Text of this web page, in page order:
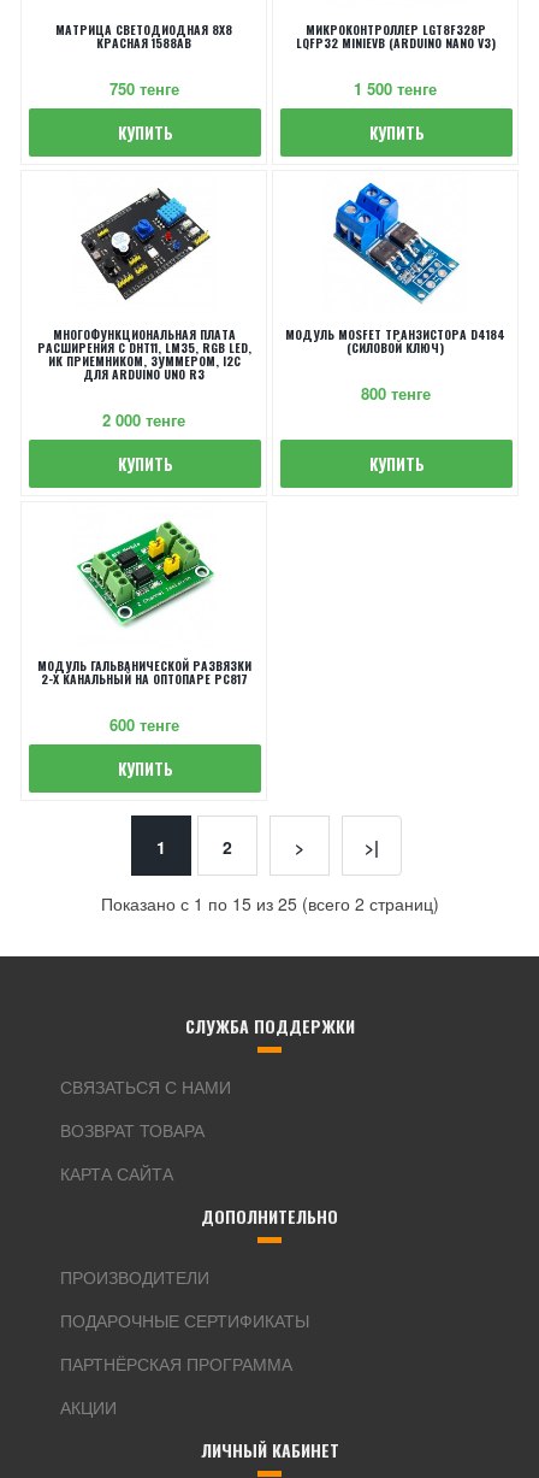
МАТРИЦА СВЕТОДИОДНАЯ 8X8
КРАСНАЯ 1588AB
750 тенге
КУПИТЬ
МИКРОКОНТРОЛЛЕР LGT8F328P
LQFP32 MINIEVB (ARDUINO NANO V3)
1 500 тенге
КУПИТЬ
МНОГОФУНКЦИОНАЛЬНАЯ ПЛАТА
РАСШИРЕНИЯ С DHT11, LM35, RGB LED,
ИК ПРИЕМНИКОМ, ЗУММЕРОМ, I2C
ДЛЯ ARDUINO UNO R3
2 000 тенге
КУПИТЬ
МОДУЛЬ MOSFET ТРАНЗИСТОРА D4184
(СИЛОВОЙ КЛЮЧ)
800 тенге
КУПИТЬ
МОДУЛЬ ГАЛЬВАНИЧЕСКОЙ РАЗВЯЗКИ
2-Х КАНАЛЬНЫЙ НА ОПТОПАРЕ PC817
600 тенге
КУПИТЬ
1 2 > >|
Показано с 1 по 15 из 25 (всего 2 страниц)
СЛУЖБА ПОДДЕРЖКИ
СВЯЗАТЬСЯ С НАМИ
ВОЗВРАТ ТОВАРА
КАРТА САЙТА
ДОПОЛНИТЕЛЬНО
ПРОИЗВОДИТЕЛИ
ПОДАРОЧНЫЕ СЕРТИФИКАТЫ
ПАРТНЁРСКАЯ ПРОГРАММА
АКЦИИ
ЛИЧНЫЙ КАБИНЕТ